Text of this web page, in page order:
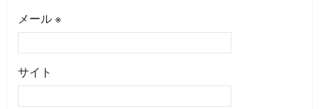
メール ※
サイト